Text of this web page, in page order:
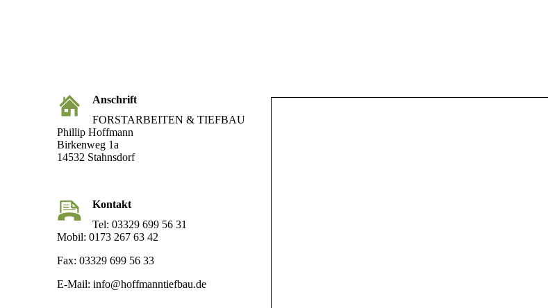
Anschrift
FORSTARBEITEN & TIEFBAU
Phillip Hoffmann
Birkenweg 1a
14532 Stahnsdorf
Kontakt
Tel: 03329 699 56 31
Mobil: 0173 267 63 42
Fax: 03329 699 56 33
E-Mail: info@hoffmanntiefbau.de